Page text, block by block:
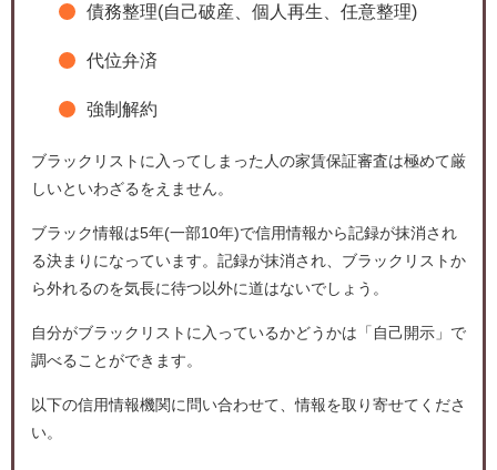
債務整理(自己破産、個人再生、任意整理)
代位弁済
強制解約
ブラックリストに入ってしまった人の家賃保証審査は極めて厳
しいといわざるをえません。
ブラック情報は5年(一部10年)で信用情報から記録が抹消され
る決まりになっています。記録が抹消され、ブラックリストか
ら外れるのを気長に待つ以外に道はないでしょう。
自分がブラックリストに入っているかどうかは「自己開示」で
調べることができます。
以下の信用情報機関に問い合わせて、情報を取り寄せてくださ
い。